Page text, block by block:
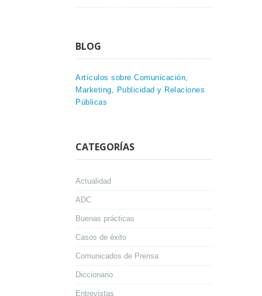
BLOG
Artículos sobre Comunicación,
Marketing, Publicidad y Relaciones
Públicas
CATEGORÍAS
Actualidad
ADC
Buenas prácticas
Casos de éxito
Comunicados de Prensa
Diccionario
Entrevistas